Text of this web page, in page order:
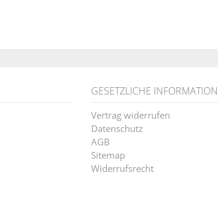
GESETZLICHE
Vertrag widerrufen
Datenschutz
AGB
Sitemap
Widerrufsrecht